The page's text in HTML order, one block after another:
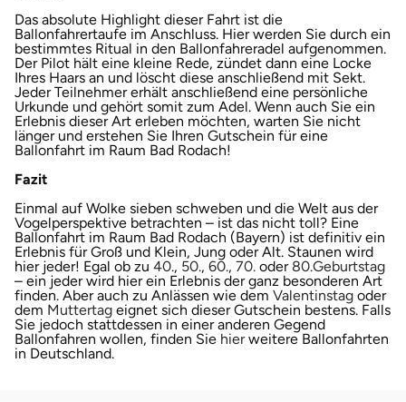
Das absolute Highlight dieser Fahrt ist die
Ballonfahrertaufe im Anschluss. Hier werden Sie durch ein
bestimmtes Ritual in den Ballonfahreradel aufgenommen.
Der Pilot hält eine kleine Rede, zündet dann eine Locke
Ihres Haars an und löscht diese anschließend mit Sekt.
Jeder Teilnehmer erhält anschließend eine persönliche
Urkunde und gehört somit zum Adel. Wenn auch Sie ein
Erlebnis dieser Art erleben möchten, warten Sie nicht
länger und erstehen Sie Ihren Gutschein für eine
Ballonfahrt im Raum Bad Rodach!
Fazit
Einmal auf Wolke sieben schweben und die Welt aus der
Vogelperspektive betrachten – ist das nicht toll? Eine
Ballonfahrt im Raum Bad Rodach (Bayern) ist definitiv ein
Erlebnis für Groß und Klein, Jung oder Alt. Staunen wird
hier jeder! Egal ob zu 40.öffnet in neuem Fenster
, 50.öffnet in neuem Fenster
, 60.öffnet in neuem Fenster
, 70.öffnet in neuem
oder 80.öffnet in
Geburtstag
– ein jeder wird hier ein Erlebnis der ganz besonderen Art
finden. Aber auch zu Anlässen wie dem Valentinstagöffnet
oder
dem Muttertagöffnet in neuem Fenster
eignet sich dieser Gutschein bestens. Falls
Sie jedoch stattdessen in einer anderen Gegend
Ballonfahren wollen, finden Sie hieröffnet in neuem Fenster
weitere Ballonfahrten
in Deutschland.